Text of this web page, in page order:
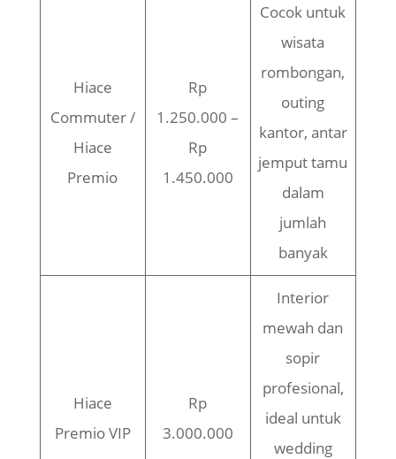
Hiace
Commuter /
Hiace
Premio
Rp
1.250.000 –
Rp
1.450.000
Cocok untuk
wisata
rombongan,
outing
kantor, antar
jemput tamu
dalam
jumlah
banyak
Hiace
Premio VIP
Rp
3.000.000
Interior
mewah dan
sopir
profesional,
ideal untuk
wedding